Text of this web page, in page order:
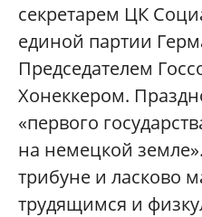
секретарем ЦК
единой партии
Председателем
Хонеккером.
«первого
на немецкой
трибуне и ласково
трудящимся и